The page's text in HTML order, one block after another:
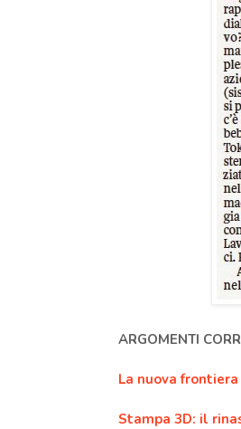
ARGOMENTI
La nuova
Stampa 3D: il